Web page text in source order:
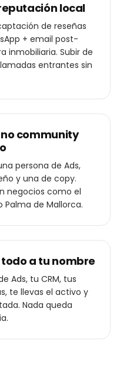
local
de reseñas
+ email post-
inmobiliaria. Subir de
entrantes sin
community
persona de Ads,
y una de copy.
negocios como el
de Mallorca.
a tu nombre
Ads, tu CRM, tus
te llevas el activo y
Nada queda